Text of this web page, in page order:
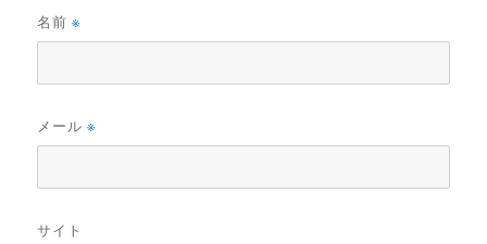
名前※
メール※
サイト